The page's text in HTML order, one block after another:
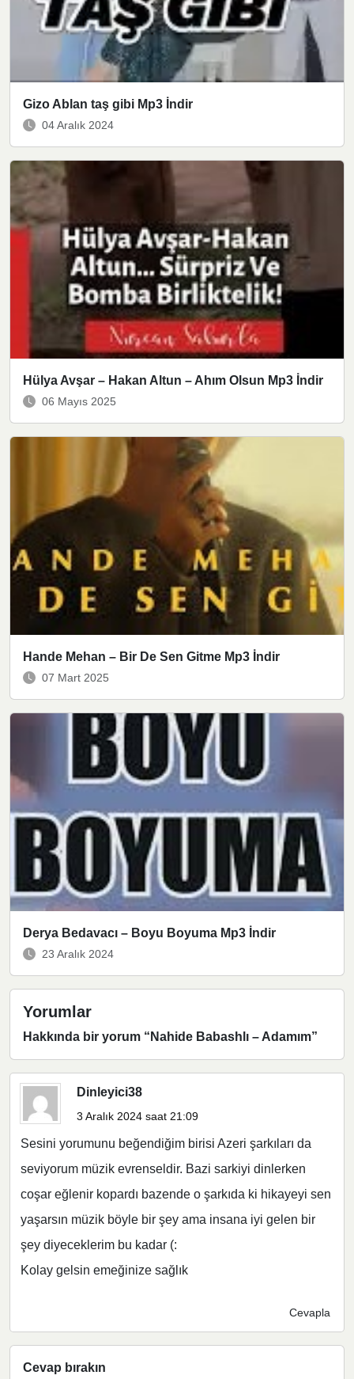
Gizo Ablan taş gibi Mp3 İndir
04 Aralık 2024
Hülya Avşar – Hakan Altun – Ahım Olsun Mp3 İndir
06 Mayıs 2025
Hande Mehan – Bir De Sen Gitme Mp3 İndir
07 Mart 2025
Derya Bedavacı – Boyu Boyuma Mp3 İndir
23 Aralık 2024
Yorumlar
Hakkında bir yorum “ Nahide Babashlı – Adamım”
Dinleyici38
3 Aralık 2024 saat 21:09
Sesini yorumunu beğendiğim birisi Azeri şarkıları da
seviyorum müzik evrenseldir. Bazi sarkiyi dinlerken
coşar eğlenir kopardı bazende o şarkıda ki hikayeyi sen
yaşarsın müzik böyle bir şey ama insana iyi gelen bir
şey diyeceklerim bu kadar (:
Kolay gelsin emeğinize sağlık
Cevapla
Cevap bırakın